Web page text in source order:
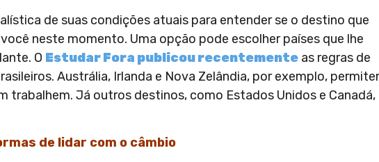
de suas condições atuais para entender se o destino que
neste momento. Uma opção pode escolher países que lhe
O Estudar Fora publicou recentemente as regras de
Austrália, Irlanda e Nova Zelândia, por exemplo,
trabalhem. Já outros destinos, como Estados Unidos e Canadá,
de lidar com o câmbio